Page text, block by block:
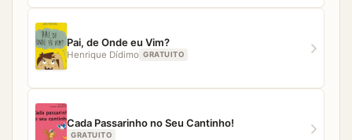
Pai, de Onde eu Vim?
Henrique Dídimo GRATUITO
Cada Passarinho no Seu Cantinho!
GRATUITO